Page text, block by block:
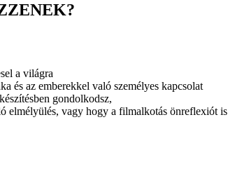
a világra
és az emberekkel való személyes kapcsolat
gondolkodsz,
elmélyülés, vagy hogy a filmalkotás önreflexiót is